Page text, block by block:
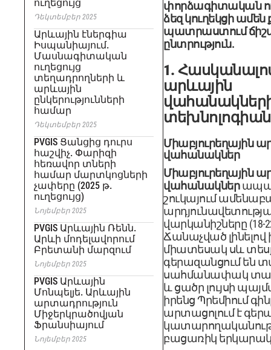
ուղեցույց
Դեկտեմբեր 2025
Արևային էներգիա
Իսպանիայում.
Մասնագիտական ​​
ուղեցույց
տեղադրողների և
արևային
ընկերությունների
համար
Դեկտեմբեր 2025
PVGIS Ցանցից դուրս
հաշվիչ. Փարիզի
հեռավոր տների
համար մարտկոցների
չափերը (2025 թ.
ուղեցույց)
Նոյեմբեր 2025
PVGIS Արևային Ռենն.
Արևի մոդելավորում
Բրետանի մարզում
Նոյեմբեր 2025
PVGIS Արևային
Մոնպելյե. Արևային
արտադրություն
Միջերկրածովյան
Ֆրանսիայում
Նոյեմբեր 2025
փորձագիտական
ձեզ կուղեկցի
պատրաստում
ընտրություն.
1.
արևային
Միաբյուրեղային
վահանակներ
Միաբյուրեղային
վահանակներ
շուկայում
վարկանիշները (18-
Ճանաչված լինելով
միատեսակ սև
գերազանցում են
սահմանափակ
և ցածր լույսի
իրենց Պրեմիում
արտացոլում է
բացառիկ